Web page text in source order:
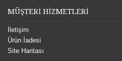
MÜŞTERİ HİZMETLERİ
İletişim
Ürün İadesi
Site Haritası